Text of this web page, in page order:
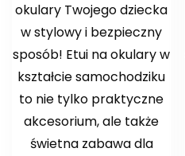
okulary Twojego dziecka
w stylowy i bezpieczny
sposób! Etui na okulary w
kształcie samochodziku
to nie tylko praktyczne
akcesorium, ale także
świetna zabawa dla